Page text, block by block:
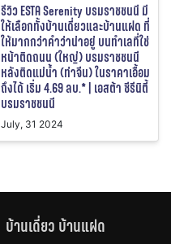
รีวิว ESTA Serenity บรมราชชนนี มี
ให้เลือกทั้งบ้านเดี่ยวและบ้านแฝด ที่
ให้มากกว่าคำว่าน่าอยู่ บนทำเลที่ใช่
หน้าติดถนน (ใหญ่) บรมราชชนนี
หลังติดแม่น้ำ (ท่าจีน) ในราคาเอื้อม
ถึงได้ เริ่ม 4.69 ลบ.* | เอสต้า ซีรีนิตี้
บรมราชชนนี
July, 31 2024
บ้านเดี่ยว บ้านแฝด